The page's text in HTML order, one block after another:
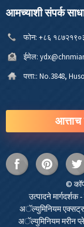
आमच्याशी संपर्क
फोन: +८६
ईमेल:
पत्ता:: No.3848,
©
उत्पादने मार्गदर्शक-
अॅल्युमिनियम
अॅल्युमिनियम मरीन